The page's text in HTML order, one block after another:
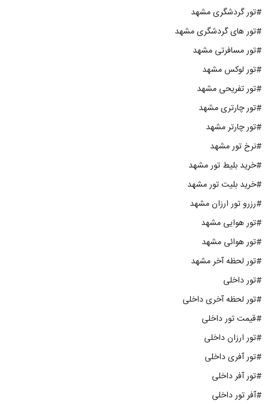
#تور گردشگری مشهد
#تور های گردشگری مشهد
#تور مسافرتی مشهد
#تور لوکس مشهد
#تور تفریحی مشهد
#تور چارتری مشهد
#تور چارتر مشهد
#نرخ تور مشهد
#خرید بلیط تور مشهد
#خرید بلیت تور مشهد
#رزرو تور ارزان مشهد
#تور هوایی مشهد
#تور هوائی مشهد
#تور لحظه آخر مشهد
#تور داخلی
#تور لحظه آخری داخلی
#قیمت تور داخلی
#تور ارزان داخلی
#تور آفری داخلی
#تور آفر داخلی
#آفر تور داخلی